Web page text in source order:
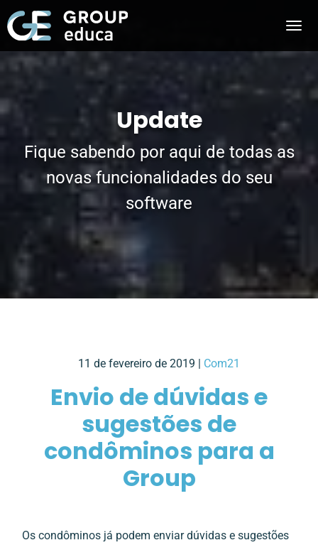
Update
Fique sabendo por aqui de todas as
novas funcionalidades do seu
software
11 de fevereiro de 2019 | Com21
Envio de dúvidas e
sugestões de
condôminos para a
Group
Os condôminos já podem enviar dúvidas e sugestões